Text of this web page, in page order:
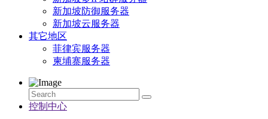
新加坡防御服务器
新加坡云服务器
其它地区
菲律宾服务器
柬埔寨服务器
控制中心